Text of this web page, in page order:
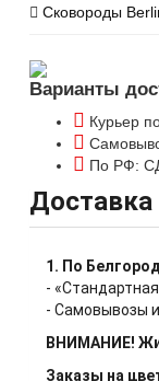
Сковороды
Варианты
Курьер
По РФ:
Доставка
1. По
-
- Самовывозы
ВНИМАНИЕ!
Заказы на